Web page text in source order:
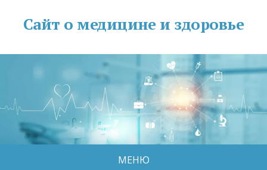
Сайт о медицине и здоровье
МЕНЮ